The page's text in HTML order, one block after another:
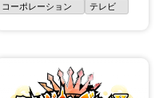
コーポレーション テレビ